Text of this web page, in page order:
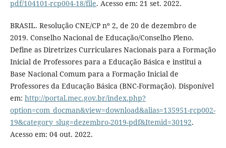
pdf/104101-rcp004-18/file. Acesso em: 21 set. 2022.
BRASIL. Resolução CNE/CP nº 2, de 20 de dezembro de
2019. Conselho Nacional de Educação/Conselho Pleno.
Define as Diretrizes Curriculares Nacionais para a Formação
Inicial de Professores para a Educação Básica e institui a
Base Nacional Comum para a Formação Inicial de
Professores da Educação Básica (BNC-Formação). Disponível
em: http://portal.mec.gov.br/index.php?
option=com_docman&view=download&alias=135951-rcp002-
19&category_slug=dezembro-2019-pdf&Itemid=30192.
Acesso em: 04 out. 2022.